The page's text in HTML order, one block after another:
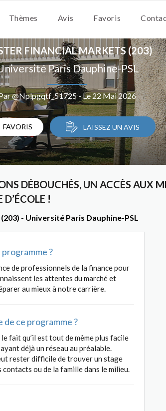
Thèmes Avis Favoris
FINANCIAL MARKETS (203)
Paris Dauphine-PSL
@Nplpgqtf_51725 - Le 22 Mai 2026
FAVORIS LAISSEZ UN AVIS
DÉBOUCHÉS, UN ACCÈS AUX
!
- Université Paris Dauphine-PSL
?
de professionnels de la finance pour
les attentes du marché et
au mieux à notre carrière.
de ce programme ?
fait qu’il est tout de même plus facile
déjà un réseau au préalable.
rester difficile de trouver un stage
ou de la famille dans le milieu.